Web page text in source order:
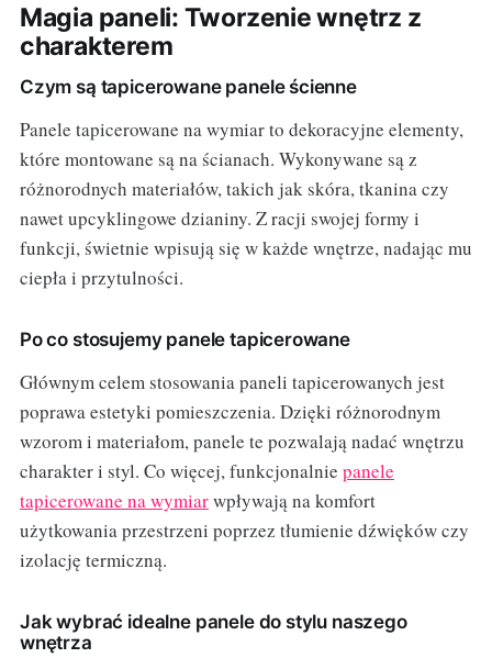
Magia paneli: Tworzenie wnętrz z
charakterem
Czym są tapicerowane panele ścienne
Panele tapicerowane na wymiar to dekoracyjne elementy,
które montowane są na ścianach. Wykonywane są z
różnorodnych materiałów, takich jak skóra, tkanina czy
nawet upcyklingowe dzianiny. Z racji swojej formy i
funkcji, świetnie wpisują się w każde wnętrze, nadając mu
ciepła i przytulności.
Po co stosujemy panele tapicerowane
Głównym celem stosowania paneli tapicerowanych jest
poprawa estetyki pomieszczenia. Dzięki różnorodnym
wzorom i materiałom, panele te pozwalają nadać wnętrzu
charakter i styl. Co więcej, funkcjonalnie panele
tapicerowane na wymiarwpływają na komfort
użytkowania przestrzeni poprzez tłumienie dźwięków czy
izolację termiczną.
Jak wybrać idealne panele do stylu naszego
wnętrza